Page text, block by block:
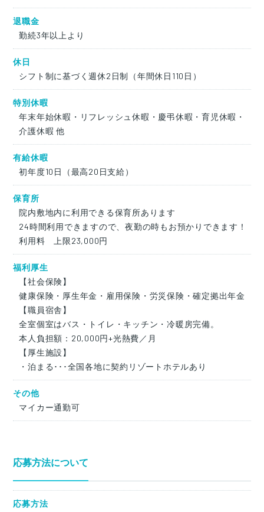
退職金
勤続3年以上より
休日
シフト制に基づく週休2日制（年間休日110日）
特別休暇
年末年始休暇・リフレッシュ休暇・慶弔休暇・育児休暇・
介護休暇 他
有給休暇
初年度10日（最高20日支給）
保育所
院内敷地内に利用できる保育所あります
24時間利用できますので、夜勤の時もお預かりできます！
利用料 上限23,000円
福利厚生
【社会保険】
健康保険・厚生年金・雇用保険・労災保険・確定拠出年金
【職員宿舎】
全室個室はバス・トイレ・キッチン・冷暖房完備。
本人負担額：20,000円+光熱費／月
【厚生施設】
・泊まる･･･全国各地に契約リゾートホテルあり
その他
マイカー通勤可
応募方法について
応募方法